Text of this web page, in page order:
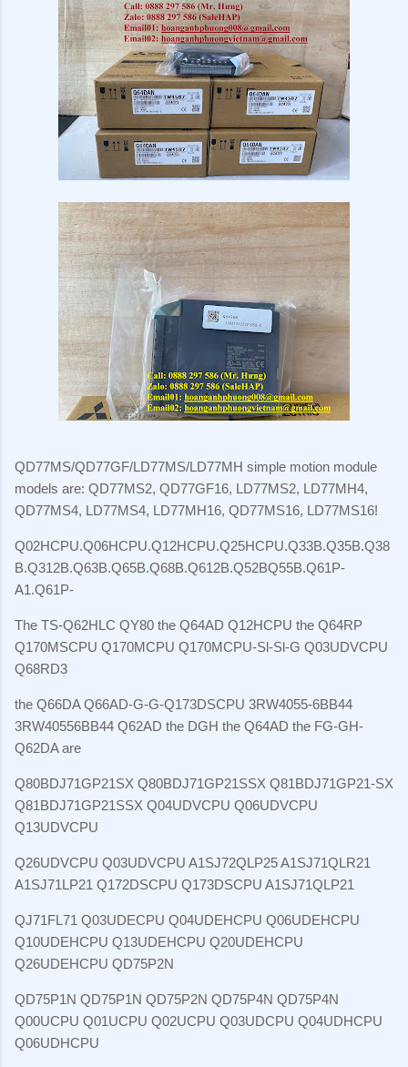
QD77MS/QD77GF/LD77MS/LD77MH simple motion module
models are: QD77MS2, QD77GF16, LD77MS2, LD77MH4,
QD77MS4, LD77MS4, LD77MH16, QD77MS16, LD77MS16!
Q02HCPU.Q06HCPU.Q12HCPU.Q25HCPU.Q33B.Q35B.Q38
B.Q312B.Q63B.Q65B.Q68B.Q612B.Q52BQ55B.Q61P-
A1.Q61P-
The TS-Q62HLC QY80 the Q64AD Q12HCPU the Q64RP
Q170MSCPU Q170MCPU Q170MCPU-Sl-Sl-G Q03UDVCPU
Q68RD3
the Q66DA Q66AD-G-G-Q173DSCPU 3RW4055-6BB44
3RW40556BB44 Q62AD the DGH the Q64AD the FG-GH-
Q62DA are
Q80BDJ71GP21SX Q80BDJ71GP21SSX Q81BDJ71GP21-SX
Q81BDJ71GP21SSX Q04UDVCPU Q06UDVCPU
Q13UDVCPU
Q26UDVCPU Q03UDVCPU A1SJ72QLP25 A1SJ71QLR21
A1SJ71LP21 Q172DSCPU Q173DSCPU A1SJ71QLP21
QJ71FL71 Q03UDECPU Q04UDEHCPU Q06UDEHCPU
Q10UDEHCPU Q13UDEHCPU Q20UDEHCPU
Q26UDEHCPU QD75P2N
QD75P1N QD75P1N QD75P2N QD75P4N QD75P4N
Q00UCPU Q01UCPU Q02UCPU Q03UDCPU Q04UDHCPU
Q06UDHCPU